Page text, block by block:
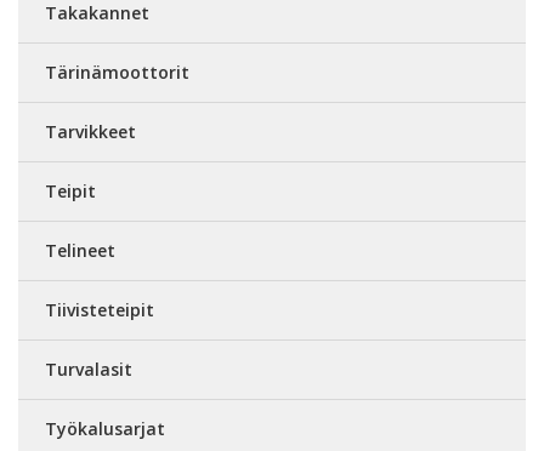
Takakannet
Tärinämoottorit
Tarvikkeet
Teipit
Telineet
Tiivisteteipit
Turvalasit
Työkalusarjat